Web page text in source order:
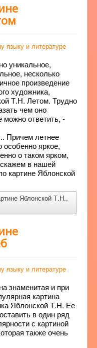
языку и литературе
уникальное,
несколько
произведение
художника,
Т.Н. Летом. Трудно
чем оно
можно ответить, -
Причем летнее
особенно яркое,
о таком ярком,
в нашей
картине Яблонской
Яблонской Т.Н.,
языку и литературе
знаменитая и при
картина
Яблонской Т.Н. Ее
в один ряд
с картиной
также очень